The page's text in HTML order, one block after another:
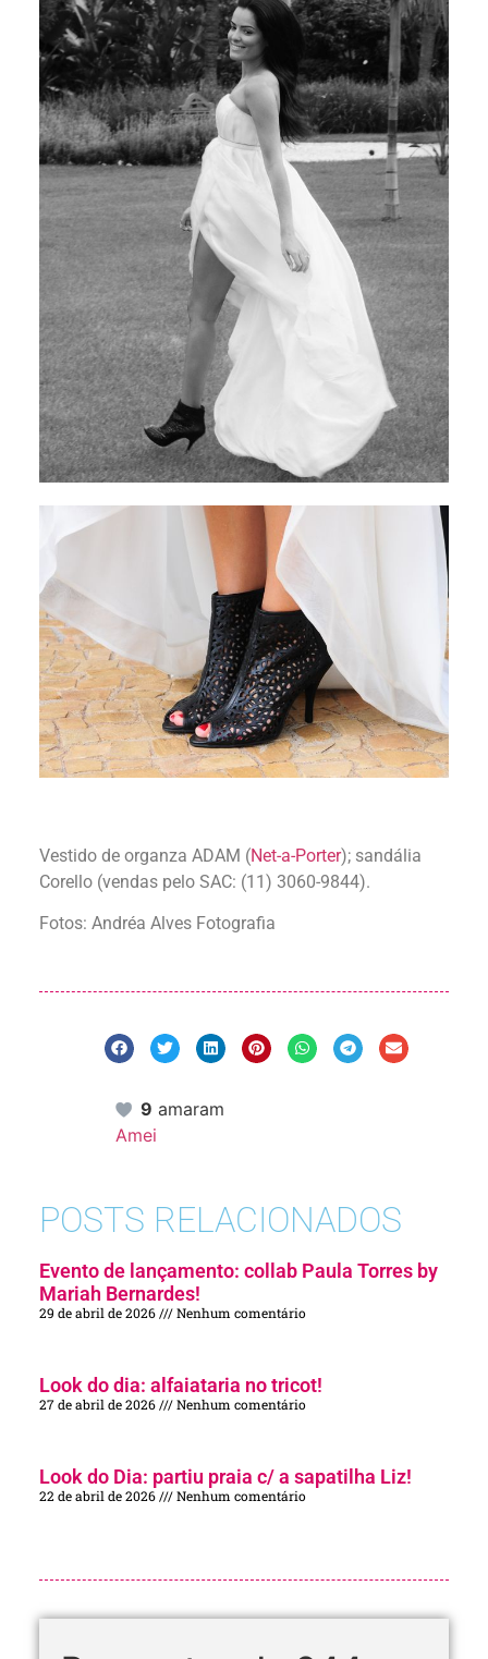
Vestido de organza ADAM (Net-a-Porter); sandália
Corello (vendas pelo SAC: (11) 3060-9844).
Fotos: Andréa Alves Fotografia
9 amaram
Amei
POSTS RELACIONADOS
Evento de lançamento: collab Paula Torres by
Mariah Bernardes!
29 de abril de 2026 Nenhum comentário
Look do dia: alfaiataria no tricot!
27 de abril de 2026 Nenhum comentário
Look do Dia: partiu praia c/ a sapatilha Liz!
22 de abril de 2026 Nenhum comentário